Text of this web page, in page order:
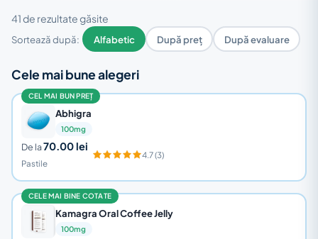
41 de rezultate găsite
Sortează după: Alfabetic După preț După evaluare
Cele mai bune alegeri
CEL MAI BUN PREȚ
Abhigra
100mg
De la70.00 lei
Pastile
4.7 (3)
CELE MAI BINE COTATE
Kamagra Oral Coffee Jelly
100mg